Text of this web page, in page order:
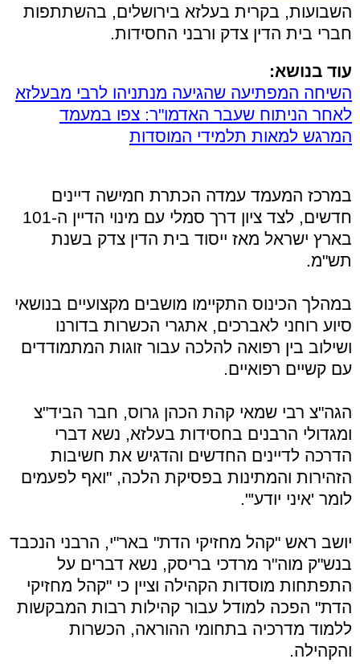
השבועות, בקרית בעלזא בירושלים, בהשתתפות
חברי בית הדין צדק ורבני החסידות.
עוד בנושא:
השיחה המפתיעה שהגיעה מנתניהו לרבי מבעלזא
לאחר הניתוח שעבר האדמו"ר: צפו במעמד
המרגש למאות תלמידי המוסדות
במרכז המעמד עמדה הכתרת חמישה דיינים
חדשים, לצד ציון דרך סמלי עם מינוי הדיין ה-101
בארץ ישראל מאז ייסוד בית הדין צדק בשנת
תש"מ.
במהלך הכינוס התקיימו מושבים מקצועיים בנושאי
סיוע רוחני לאברכים, אתגרי הכשרות בדורנו
ושילוב בין רפואה להלכה עבור זוגות המתמודדים
עם קשיים רפואיים.
הגה"צ רבי שמאי קהת הכהן גרוס, חבר הביד"צ
ומגדולי הרבנים בחסידות בעלזא, נשא דברי
הדרכה לדיינים החדשים והדגיש את חשיבות
הזהירות והמתינות בפסיקת הלכה, "ואף לפעמים
לומר 'איני יודע'".
יושב ראש "קהל מחזיקי הדת" באר"י, הרבני הנכבד
בנש"ק מוה"ר מרדכי בריסק, נשא דברים על
התפתחות מוסדות הקהילה וציין כי "קהל מחזיקי
הדת" הפכה למודל עבור קהילות רבות המבקשות
ללמוד מדרכיה בתחומי ההוראה, הכשרות
והקהילה.